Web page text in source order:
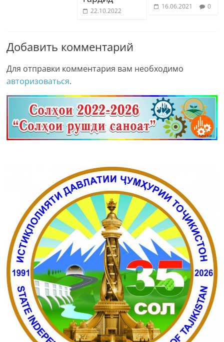
22.10.2022
16.06.2021 0
Добавить комментарий
Для отправки комментария вам необходимо
авторизоваться.